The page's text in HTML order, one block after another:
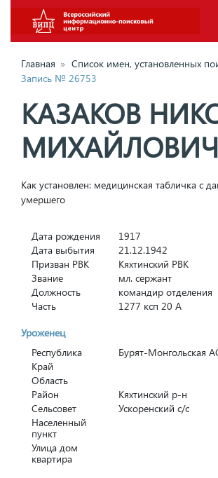
Главная » Список имен, установленных
Запись № 26753
КАЗАКОВ
МИХАЙЛОВИЧ
Как установлен: медицинская табличка с
умершего
Дата рождения
1917
Дата выбытия
21.12.1942
Призван РВК
Кяхтинский РВК
Звание
мл. сержант
Должность
командир отделения
Часть
1277 ксп 20 А
Уроженец
Республика
Бурят-Монгольская
Край
Область
Район
Кяхтинский р-н
Сельсовет
Ускоренский с/с
Населенный
пункт
Улица дом
квартира